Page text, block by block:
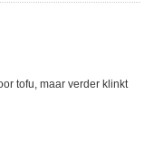
tofu, maar verder klinkt